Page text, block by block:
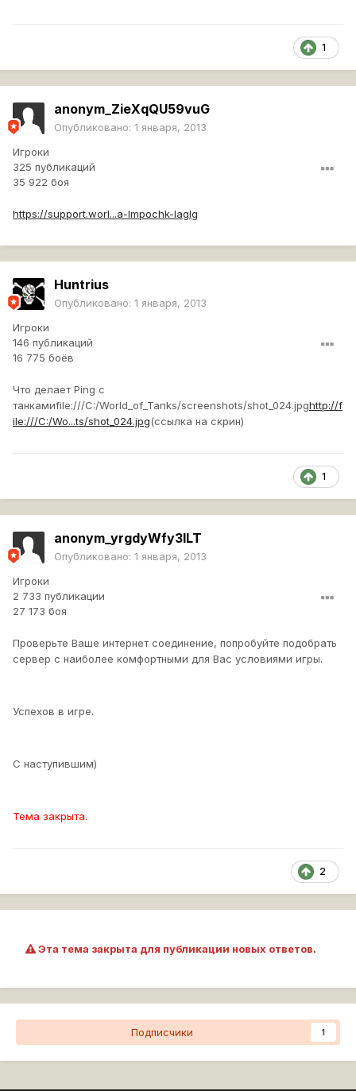
1
anonym_ZieXqQU59vuG
Опубликовано: 1 января, 2013
Игроки
325 публикаций
35 922 боя
https://support.worl...a-lmpochk-laglg
Huntrius
Опубликовано: 1 января, 2013
Игроки
146 публикаций
16 775 боёв
Что делает Ping с
танкамиfile:///C:/World_of_Tanks/screenshots/shot_024.jpghttp://f
ile:///C:/Wo...ts/shot_024.jpg(ссылка на скрин)
1
anonym_yrgdyWfy3ILT
Опубликовано: 1 января, 2013
Игроки
2 733 публикации
27 173 боя
Проверьте Ваше интернет соединение, попробуйте подобрать
сервер с наиболее комфортными для Вас условиями игры.
Успехов в игре.
С наступившим)
Тема закрыта.
2
Эта тема закрыта для публикации новых ответов.
Подписчики 1